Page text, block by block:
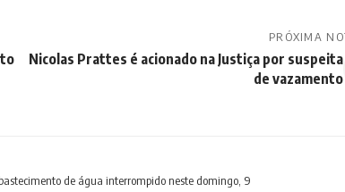
PRÓXIMA
Nicolas Prattes é acionado na Justiça por suspeita
de vazamento
de água interrompido neste domingo, 9